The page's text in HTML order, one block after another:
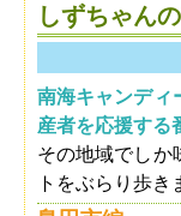
しずちゃん
南海キャンディ
産者を応援する
その地域でしか
トをぶらり歩き